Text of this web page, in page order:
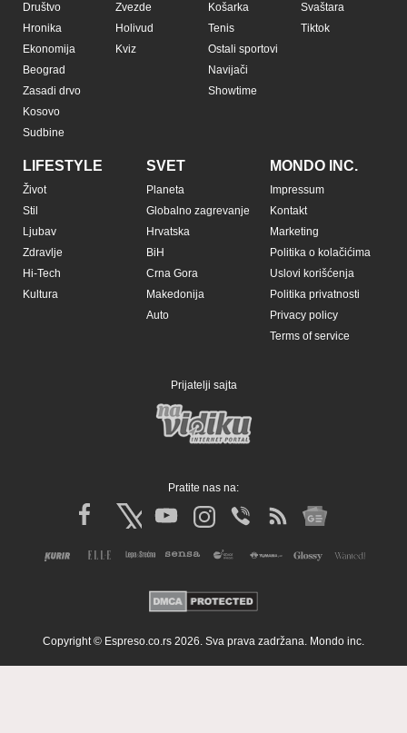
Društvo
Hronika
Ekonomija
Beograd
Zasadi drvo
Kosovo
Sudbine
Zvezde
Holivud
Kviz
Košarka
Tenis
Ostali sportovi
Navijači
Showtime
Svaštara
Tiktok
LIFESTYLE
Život
Stil
Ljubav
Zdravlje
Hi-Tech
Kultura
SVET
Planeta
Globalno zagrevanje
Hrvatska
BiH
Crna Gora
Makedonija
Auto
MONDO INC.
Impressum
Kontakt
Marketing
Politika o kolačićima
Uslovi korišćenja
Politika privatnosti
Privacy policy
Terms of service
Prijatelji sajta
Pratite nas na:
Copyright © Espreso.co.rs 2026. Sva prava zadržana. Mondo inc.